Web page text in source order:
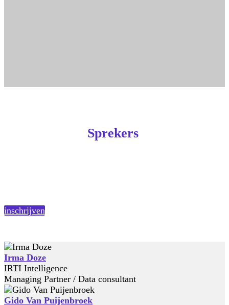
Sprekers
inschrijven
Irma Doze
IRTI Intelligence
Managing Partner / Data consultant
Gido Van Puijenbroek